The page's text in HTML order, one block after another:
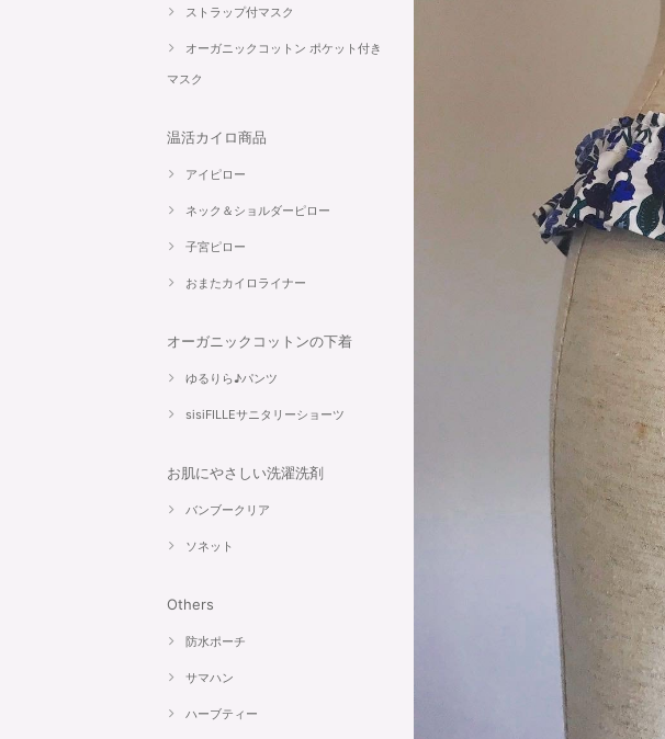
ストラップ付マスク
オーガニックコットン ポケット付き
マスク
温活カイロ商品
アイピロー
ネック＆ショルダーピロー
子宮ピロー
おまたカイロライナー
オーガニックコットンの下着
ゆるりら♪パンツ
sisiFILLEサニタリーショーツ
お肌にやさしい洗濯洗剤
バンブークリア
ソネット
Others
防水ポーチ
サマハン
ハーブティー